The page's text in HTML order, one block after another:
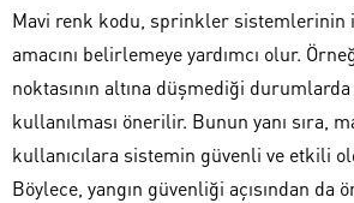
Mavi renk kodu, sprinkler sistemlerinin
amacını belirlemeye yardımcı olur.
noktasının altına düşmediği
kullanılması önerilir. Bunun yanı sıra,
kullanıcılara sistemin güvenli ve etkili
Böylece, yangın güvenliği açısından